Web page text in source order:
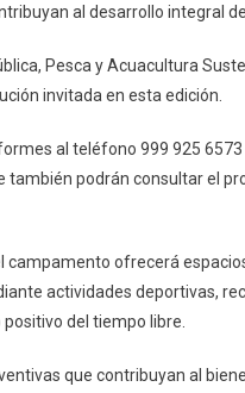
al desarrollo integral
Pesca y Acuacultura
invitada en esta edición.
al teléfono 999 925 6573
también podrán consultar el
campamento ofrecerá
actividades deportivas,
del tiempo libre.
que contribuyan al